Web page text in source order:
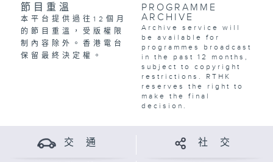
節目重溫
本平台提供過往12個月
的節目重溫，受版權限
制內容除外。香港電台
保留最終決定權。
PROGRAMME
ARCHIVE
Archive service will
be available for
programmes broadcast
in the past 12 months,
subject to copyright
restrictions. RTHK
reserves the right to
make the final
decision.
交 通 社 交